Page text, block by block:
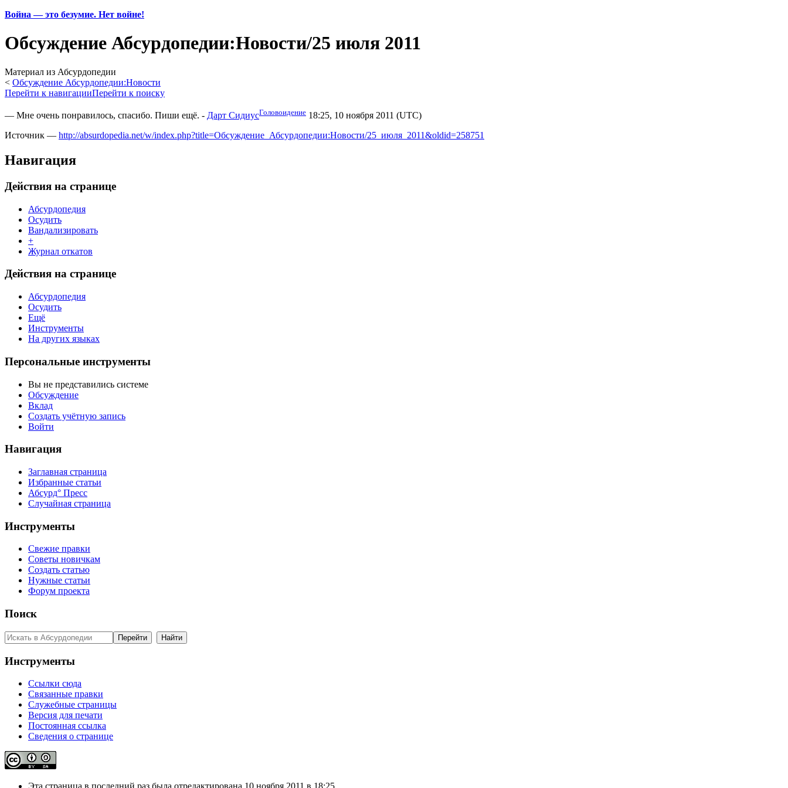
Война — это безумие. Нет войне!
Обсуждение Абсурдопедии:Новости/25 июля 2011
Материал из Абсурдопедии
< Обсуждение Абсурдопедии:Новости
Перейти к навигацииПерейти к поиску
— Мне очень понравилось, спасибо. Пиши ещё. - Дарт СидиусГоловоидение 18:25, 10 ноября 2011 (UTC)
Источник — http://absurdopedia.net/w/index.php?title=Обсуждение_Абсурдопедии:Новости/25_июля_2011&oldid=258751
Навигация
Действия на странице
Абсурдопедия
Осудить
Вандализировать
+
Журнал откатов
Действия на странице
Абсурдопедия
Осудить
Ещё
Инструменты
На других языках
Персональные инструменты
Вы не представились системе
Обсуждение
Вклад
Создать учётную запись
Войти
Навигация
Заглавная страница
Избранные статьи
Абсурд° Пресс
Случайная страница
Инструменты
Свежие правки
Советы новичкам
Создать статью
Нужные статьи
Форум проекта
Поиск
Инструменты
Ссылки сюда
Связанные правки
Служебные страницы
Версия для печати
Постоянная ссылка
Сведения о странице